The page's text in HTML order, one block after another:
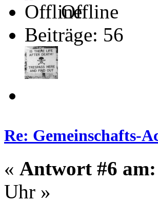
Offline
Beiträge: 56
Re: Gemeinschafts-
« Antwort #6 am:
Uhr »